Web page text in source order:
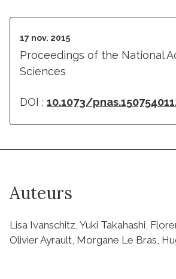
17 nov. 2015
Proceedings of the National
Sciences
DOI : 10.1073/
Auteurs
Lisa Ivanschitz, Yuki Takahashi,
Olivier Ayrault, Morgane Le Bras,